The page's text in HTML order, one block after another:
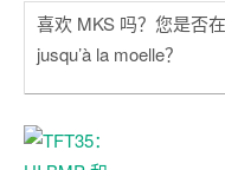
喜欢 MKS 吗？您是否
jusqu’à la moelle？